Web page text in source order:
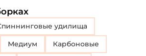
Спиннинговые удилища
Медиум Карбоновые